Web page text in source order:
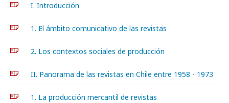
I. Introducción
1. El ámbito comunicativo de las revistas
2. Los contextos sociales de producción
II. Panorama de las revistas en Chile entre 1958 - 1973
1. La producción mercantil de revistas